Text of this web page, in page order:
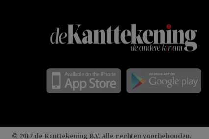
© 2017 de Kanttekening B.V. Alle rechten voorbehouden.